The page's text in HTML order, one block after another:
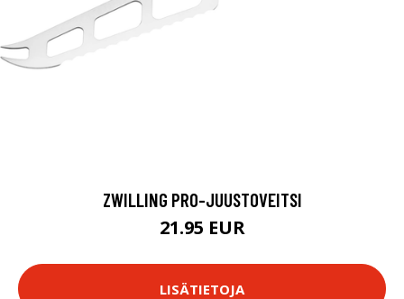
ZWILLING PRO-JUUSTOVEITSI
21.95 EUR
LISÄTIETOJA